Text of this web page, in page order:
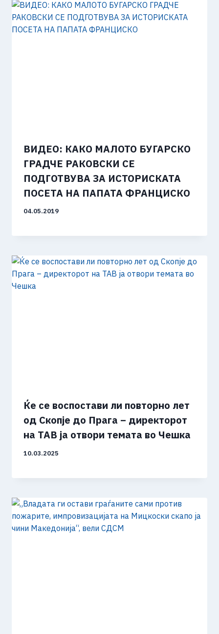
ВИДЕО: КАКО МАЛОТО БУГАРСКО
ГРАДЧЕ РАКОВСКИ СЕ
ПОДГОТВУВА ЗА ИСТОРИСКАТА
ПОСЕТА НА ПАПАТА ФРАНЦИСКО
04.05.2019
Ќе се воспостави ли повторно лет
од Скопје до Прага – директорот
на ТАВ ја отвори темата во Чешка
10.03.2025